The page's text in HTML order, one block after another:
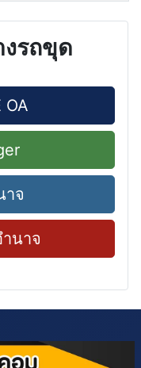
รถขุด
OA
าจ
ำนาจ